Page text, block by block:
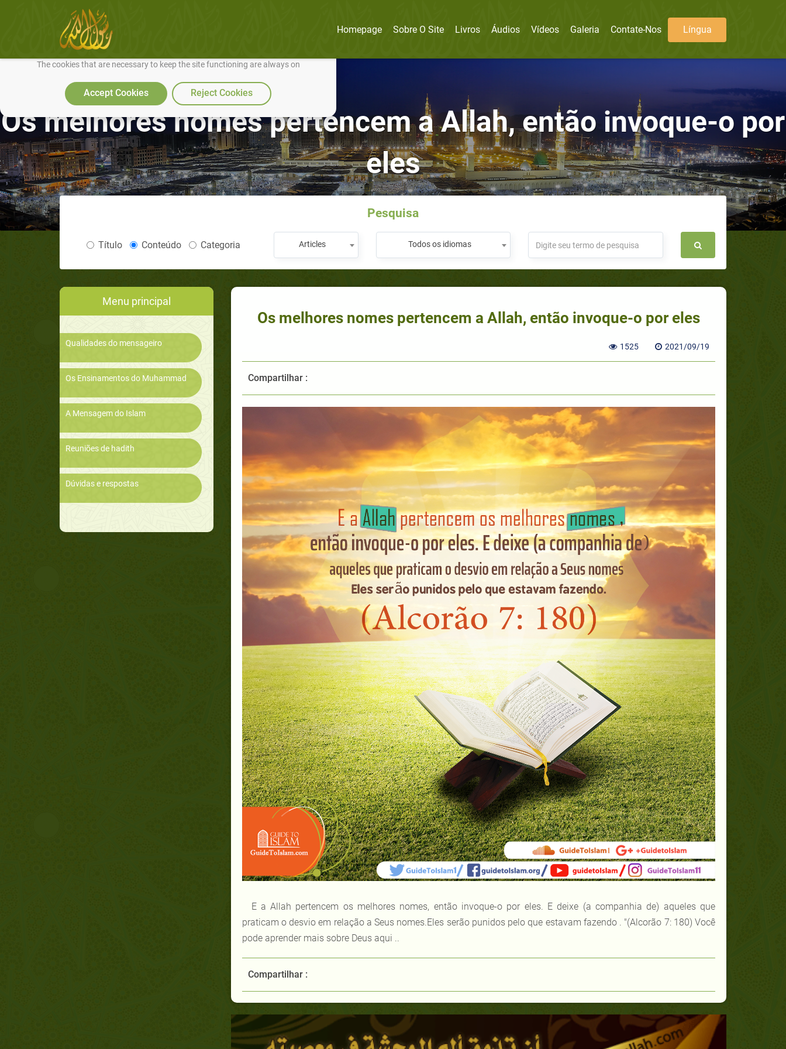
We use cookies to make our site work well for you and so we can continually improve it.
The cookies that are necessary to keep the site functioning are always on
Accept Cookies Reject Cookies
Homepage Sobre O Site Livros Áudios Vídeos Galeria Contate-Nos Língua
Os melhores nomes pertencem a Allah, então invoque-o por
eles
Pesquisa
Título Conteúdo Categoria Articles Todos os idiomas
Menu principal
Qualidades do mensageiro
Os Ensinamentos do Muhammad
A Mensagem do Islam
Reuniões de hadith
Dúvidas e respostas
Os melhores nomes pertencem a Allah, então invoque-o por eles
1525 2021/09/19
Compartilhar :
E a Allah pertencem os melhores nomes, então invoque-o por eles. E deixe (a companhia de) aqueles que
praticam o desvio em relação a Seus nomes.Eles serão punidos pelo que estavam fazendo . "(Alcorão 7: 180) Você
pode aprender mais sobre Deus aqui ..
Compartilhar :